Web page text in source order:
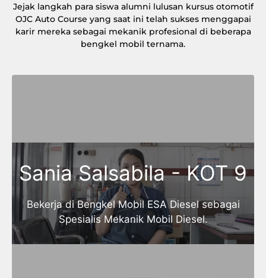
Jejak langkah para siswa alumni lulusan kursus otomotif
OJC Auto Course yang saat ini telah sukses menggapai
karir mereka sebagai mekanik profesional di beberapa
bengkel mobil ternama.
Sania Salsabila - KOT 9
Bekerja di Bengkel Mobil ESA Diesel sebagai
Spesialis Mekanik Mobil Diesel.